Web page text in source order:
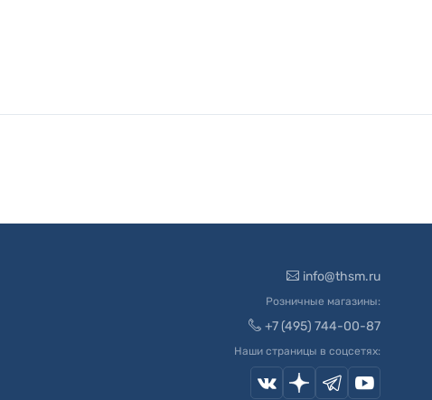
info@thsm.ru
Розничные магазины:
+7 (495) 744-00-87
Наши страницы в соцсетях: